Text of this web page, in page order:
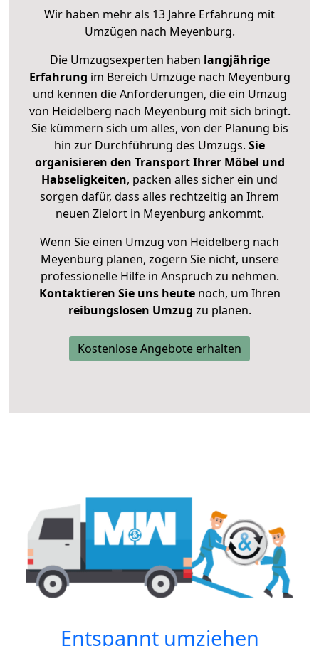
Wir haben mehr als 13 Jahre Erfahrung mit
Umzügen nach Meyenburg.
Die Umzugsexperten haben langjährige
Erfahrung im Bereich Umzüge nach Meyenburg
und kennen die Anforderungen, die ein Umzug
von Heidelberg nach Meyenburg mit sich bringt.
Sie kümmern sich um alles, von der Planung bis
hin zur Durchführung des Umzugs. Sie
organisieren den Transport Ihrer Möbel und
Habseligkeiten, packen alles sicher ein und
sorgen dafür, dass alles rechtzeitig an Ihrem
neuen Zielort in Meyenburg ankommt.
Wenn Sie einen Umzug von Heidelberg nach
Meyenburg planen, zögern Sie nicht, unsere
professionelle Hilfe in Anspruch zu nehmen.
Kontaktieren Sie uns heutenoch, um Ihren
reibungslosen Umzug zu planen.
Kostenlose Angebote erhalten
Entspannt umziehen